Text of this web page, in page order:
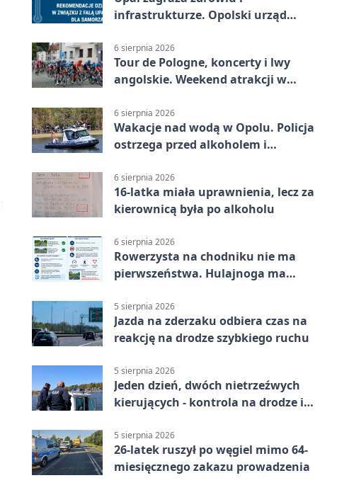
infrastrukturze. Opolski urząd
6 sierpnia 2026
Tour de Pologne, koncerty i lwy
angolskie. Weekend atrakcji w
6 sierpnia 2026
Wakacje nad wodą w Opolu. Policja
ostrzega przed alkoholem i
6 sierpnia 2026
16-latka miała uprawnienia, lecz za
kierownicą była po alkoholu
6 sierpnia 2026
Rowerzysta na chodniku nie ma
pierwszeństwa. Hulajnoga ma
5 sierpnia 2026
Jazda na zderzaku odbiera czas na
reakcję na drodze szybkiego ruchu
5 sierpnia 2026
Jeden dzień, dwóch nietrzeźwych
kierujących - kontrola na drodze i
5 sierpnia 2026
26-latek ruszył po węgiel mimo 64-
miesięcznego zakazu prowadzenia